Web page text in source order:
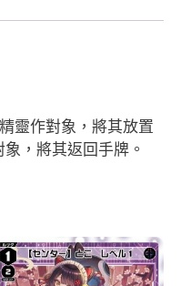
靈作對象，將其放置
，將其返回手牌。